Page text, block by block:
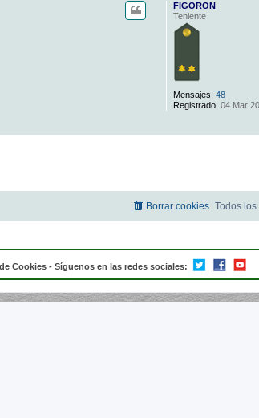
FIGORON
Teniente
Mensajes: 48
Registrado: 04 Mar
Todos
Borrar cookies
Cookies - Síguenos en las redes sociales: